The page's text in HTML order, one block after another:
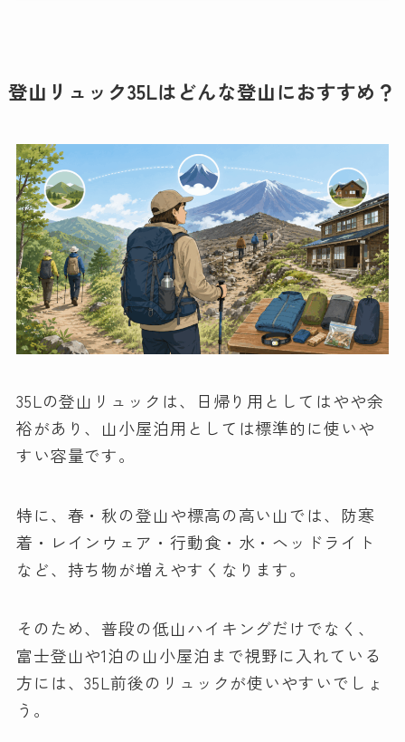
登山リュック35Lはどんな登山におすすめ？
35Lの登山リュックは、日帰り用としてはやや余
裕があり、山小屋泊用としては標準的に使いや
すい容量です。
特に、春・秋の登山や標高の高い山では、防寒
着・レインウェア・行動食・水・ヘッドライト
など、持ち物が増えやすくなります。
そのため、普段の低山ハイキングだけでなく、
富士登山や1泊の山小屋泊まで視野に入れている
方には、35L前後のリュックが使いやすいでしょ
う。